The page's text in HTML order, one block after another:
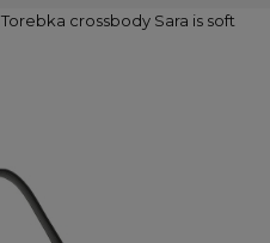
Torebka crossbody Sara is soft